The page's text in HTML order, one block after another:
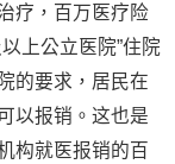
疗，百万医疗险
上公立医院”住院
的要求，居民在
以报销。这也是
构就医报销的百